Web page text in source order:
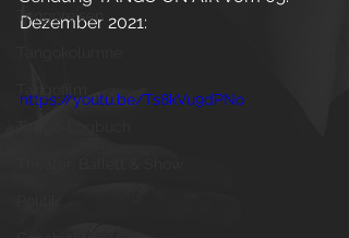
Tangoreisen
Dezember 2021:
https://youtu.be/Ts8kVu9dPNo